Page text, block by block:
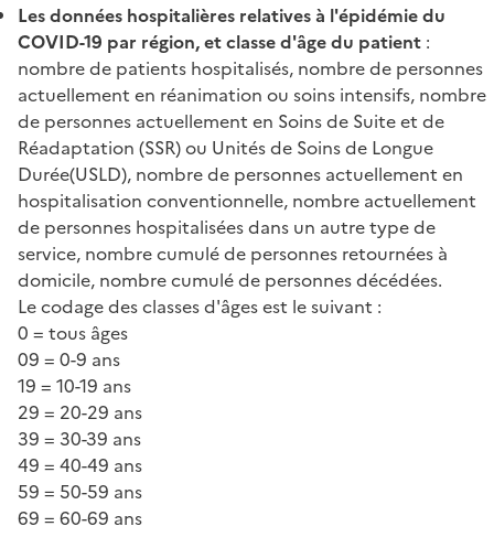
Les données hospitalières relatives à l'épidémie du
COVID-19 par région, et classe d'âge du patient :
nombre de patients hospitalisés, nombre de personnes
actuellement en réanimation ou soins intensifs, nombre
de personnes actuellement en Soins de Suite et de
Réadaptation (SSR) ou Unités de Soins de Longue
Durée(USLD), nombre de personnes actuellement en
hospitalisation conventionnelle, nombre actuellement
de personnes hospitalisées dans un autre type de
service, nombre cumulé de personnes retournées à
domicile, nombre cumulé de personnes décédées.
Le codage des classes d'âges est le suivant :
0 = tous âges
09 = 0-9 ans
19 = 10-19 ans
29 = 20-29 ans
39 = 30-39 ans
49 = 40-49 ans
59 = 50-59 ans
69 = 60-69 ans